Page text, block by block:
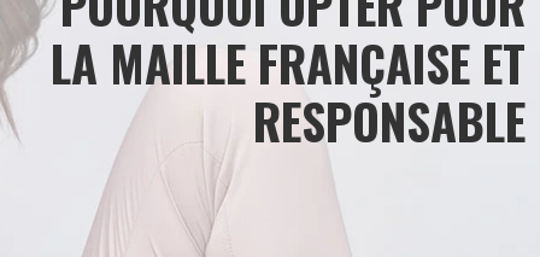
LA MAILLE FRANÇAISE ET
RESPONSABLE